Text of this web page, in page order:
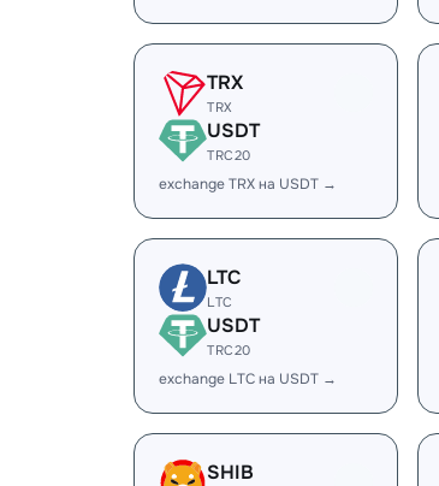
TRX
TRX
USDT
TRC20
exchange TRX на USDT →
LTC
LTC
USDT
TRC20
exchange LTC на USDT →
SHIB